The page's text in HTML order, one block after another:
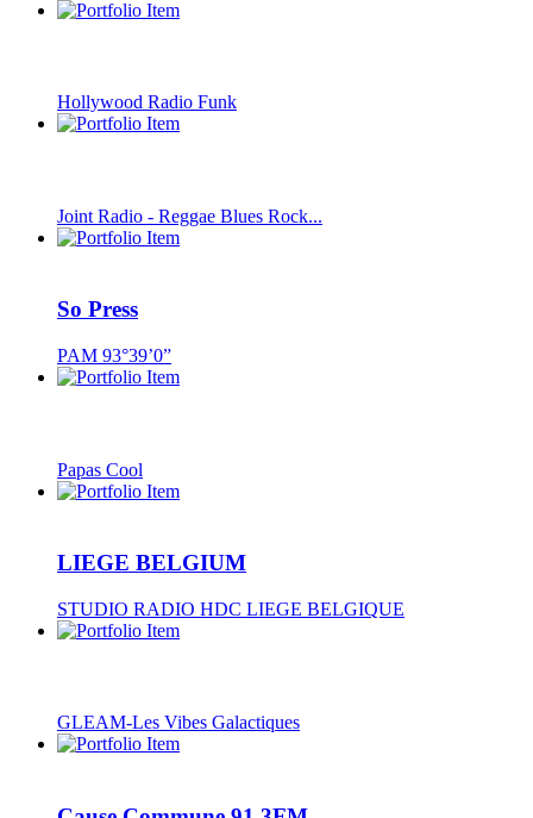
Hollywood Radio Funk
Joint Radio - Reggae Blues Rock...
So Press
PAM 93°39’0”
Papas Cool
LIEGE BELGIUM
STUDIO RADIO HDC LIEGE BELGIQUE
GLEAM-Les Vibes Galactiques